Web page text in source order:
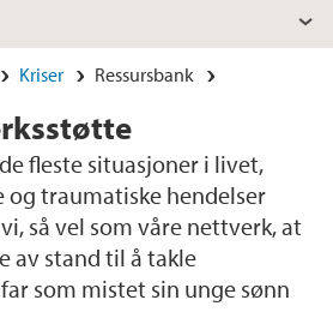
Kriser Ressursbank
fleste situasjoner i livet,
og traumatiske hendelser
så vel som våre nettverk, at
av stand til å takle
som mistet sin unge sønn